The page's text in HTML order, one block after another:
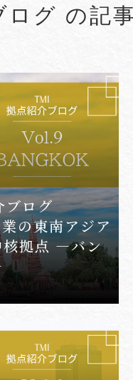
#ASEAN
MORE
グ の記
ログ
の東南アジア
核拠点 ―バン